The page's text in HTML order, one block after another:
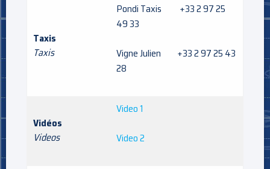
Taxis
Taxis
Pondi Taxis +33 2 97 25
49 33
Vigne Julien +33 2 97 25 43
28
Vidéos
Videos
Video 1
Video 2